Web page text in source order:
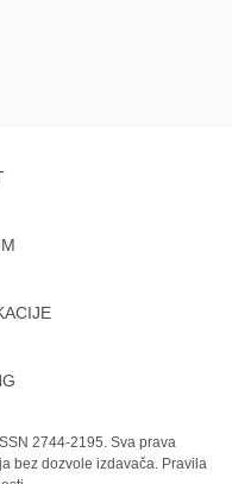
2744-2195. Sva prava
bez dozvole izdavača. Pravila